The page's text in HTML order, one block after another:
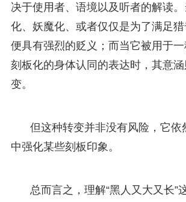
决于使用者、语境以及听者的解读
化、妖魔化、或者仅仅是为了满足
便具有强烈的贬义；而当它被用于
刻板化的身体认同的表达时，其意
变。
但这种转变并非没有风险，它依
中强化某些刻板印象。
总而言之，理解“黑人又大又长”